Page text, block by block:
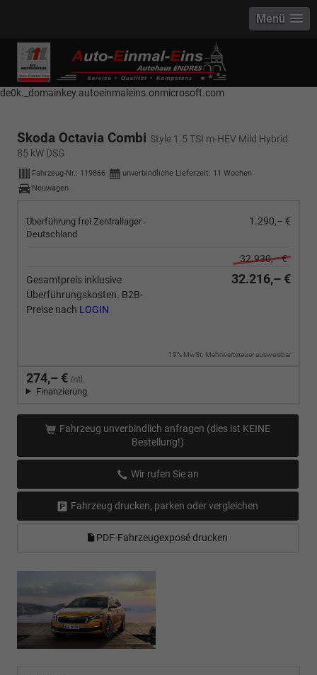
------------ Host Name : selector1._domainkey Points to address or value:
selector1-aee-de0k._domainkey.autoeinmaleins.onmicrosoft.com Host
Name : selector2._domainkey Points to address or value: selector2-aee-
de0k._domainkey.autoeinmaleins.onmicrosoft.com
Menü
Skoda Octavia Combi Style 1.5 TSI m-HEV Mild Hybrid
85 kW DSG
Fahrzeug-Nr.: 119866 unverbindliche Lieferzeit: 11 Wochen
Neuwagen
Überführung frei Zentrallager -
Deutschland
1.290,– €
32.930,– €
Gesamtpreis inklusive
Überführungskosten. B2B-
Preise nach LOGIN
32.216,– €
19% MwSt. Mehrwertsteuer ausweisbar
274,– € mtl.
Finanzierung
Fahrzeug unverbindlich anfragen (dies ist KEINE
Bestellung!)
Wir rufen Sie an
Fahrzeug drucken, parken oder vergleichen
PDF-Fahrzeugexposé drucken